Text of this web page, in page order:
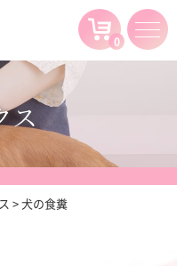
0
ス
>犬の食糞